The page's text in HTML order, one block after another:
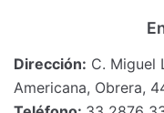
Dirección: C. Miguel
Americana, Obrera,